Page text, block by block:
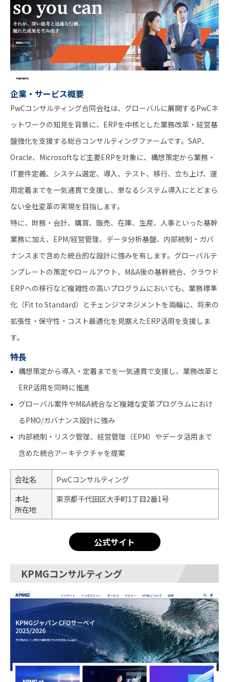
企業・サービス概要
PwCコンサルティング合同会社は、グローバルに展開するPwCネ
ットワークの知見を背景に、ERPを中核とした業務改革・経営基
盤強化を支援する総合コンサルティングファームです。SAP、
Oracle、Microsoftなど主要ERPを対象に、構想策定から業務・
IT要件定義、システム選定、導入、テスト、移行、立ち上げ、運
用定着までを一気通貫で支援し、単なるシステム導入にとどまら
ない全社変革の実現を目指します。
特に、財務・会計、購買、販売、在庫、生産、人事といった基幹
業務に加え、EPM/経営管理、データ分析基盤、内部統制・ガバ
ナンスまで含めた統合的な設計に強みを有します。グローバルテ
ンプレートの策定やロールアウト、M&A後の基幹統合、クラウド
ERPへの移行など複雑性の高いプログラムにおいても、業務標準
化（Fit to Standard）とチェンジマネジメントを両輪に、将来の
拡張性・保守性・コスト最適化を見据えたERP活用を支援しま
す。
特長
構想策定から導入・定着までを一気通貫で支援し、業務改革と
ERP活用を同時に推進
グローバル案件やM&A統合など複雑な変革プログラムにおけ
るPMO/ガバナンス設計に強み
内部統制・リスク管理、経営管理（EPM）やデータ活用まで
含めた統合アーキテクチャを提案
会社名
PwCコンサルティング
本社
所在地
東京都千代田区大手町1丁目2番1号
公式サイト
KPMGコンサルティング